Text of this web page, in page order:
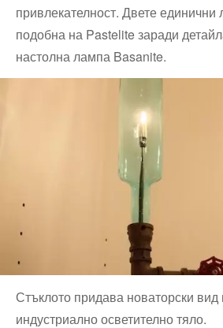
привлекателност. Двете
подобна на Pastelite заради
настолна лампа Basanite.
Стъклото придава новаторски вид
индустриално осветително тяло.